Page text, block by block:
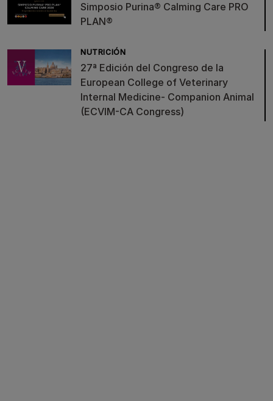
Simposio Purina® Calming Care PRO
PLAN®
NUTRICIÓN
27ª Edición del Congreso de la
European College of Veterinary
Internal Medicine- Companion Animal
(ECVIM-CA Congress)